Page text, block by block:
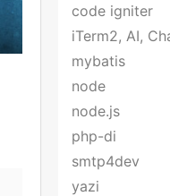
code igniter
iTerm2, AI,
mybatis
node
node.js
php-di
smtp4dev
yazi